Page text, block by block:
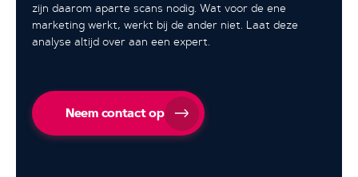
zijn daarom aparte scans nodig. Wat voor de ene
marketing werkt, werkt bij de ander niet. Laat deze
analyse altijd over aan een expert.
Neem contact op